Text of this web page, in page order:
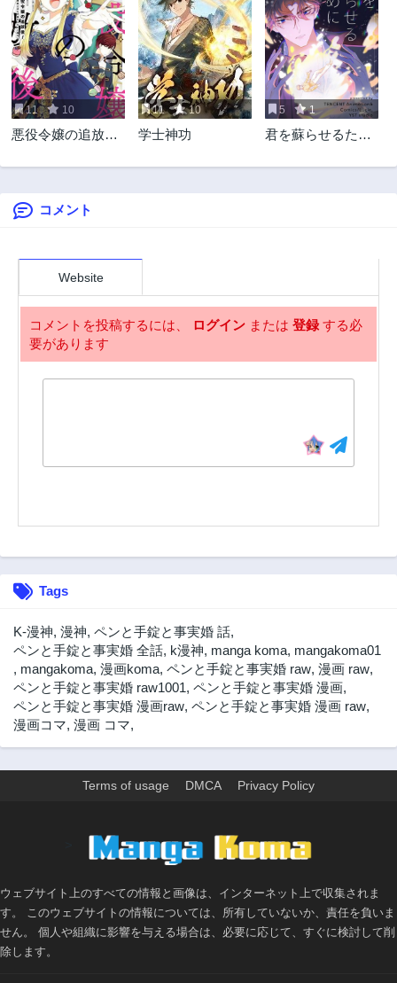
第5話
2年前
第4話
2年前
第3話
2年前
第2話
2年前
第1話
2年前
11 10
悪役令嬢の追放
んで悠々シスター
11 10
学士神功
5 1
君を蘇らせるため
コメント
Website
コメントを投稿するには、 ログイン または 登録する必
要があります
Tags
K-漫神, 漫神, ペンと手錠と事実婚 話,
ペンと手錠と事実婚 全話, k漫神, manga koma, mangakoma01
, mangakoma, 漫画koma, ペンと手錠と事実婚 raw, 漫画 raw,
ペンと手錠と事実婚 raw1001, ペンと手錠と事実婚 漫画,
ペンと手錠と事実婚 漫画raw, ペンと手錠と事実婚 漫画 raw,
漫画コマ, 漫画 コマ,
Terms of usage DMCA Privacy Policy
ウェブサイト上のすべての情報と画像は、インターネット上で収集されま
す。 このウェブサイトの情報については、所有していないか、責任を負いま
せん。 個人や組織に影響を与える場合は、必要に応じて、すぐに検討して削
除します。